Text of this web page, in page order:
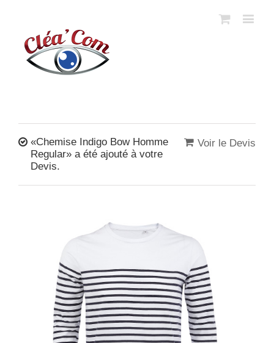
Voir le Devis
«Chemise Indigo Bow Homme
Regular» a été ajouté à votre
Devis.